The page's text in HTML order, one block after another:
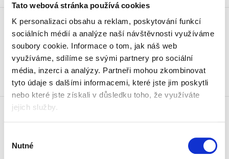
Tato webová stránka používá cookies
K personalizaci obsahu a reklam, poskytování funkcí
sociálních médií a analýze naší návštěvnosti využíváme
soubory cookie. Informace o tom, jak náš web
využíváme, sdílíme se svými partnery pro sociální
média, inzerci a analýzy. Partneři mohou zkombinovat
tyto údaje s dalšími informacemi, které jste jim poskytli
nebo které jste získali v důsledku toho, že využíváte
jejich služby.
souhlasu
Nutné
Stůl Hobis Ergo MSE 3 1600, el.
stavitelný, 160 cm, ořech
22 216 Kč
26 881,36 Kč vč. DPH
Koupit
Stůl Hobis Ergo MSE 3 1600, el.